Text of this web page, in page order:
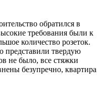
обратился в
требования были к
количество розеток.
представили твердую
не было, все стяжки
безупречно, квартира